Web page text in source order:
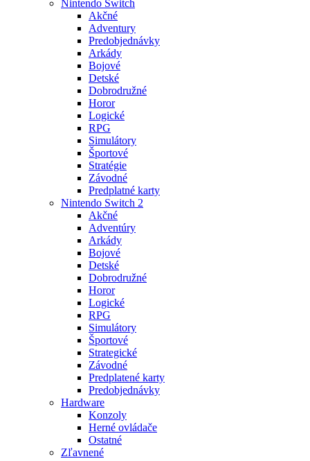
Nintendo Switch
Akčné
Adventury
Predobjednávky
Arkády
Bojové
Detské
Dobrodružné
Horor
Logické
RPG
Simulátory
Športové
Stratégie
Závodné
Predplatné karty
Nintendo Switch 2
Akčné
Adventúry
Arkády
Bojové
Detské
Dobrodružné
Horor
Logické
RPG
Simulátory
Športové
Strategické
Závodné
Predplatené karty
Predobjednávky
Hardware
Konzoly
Herné ovládače
Ostatné
Zľavnené